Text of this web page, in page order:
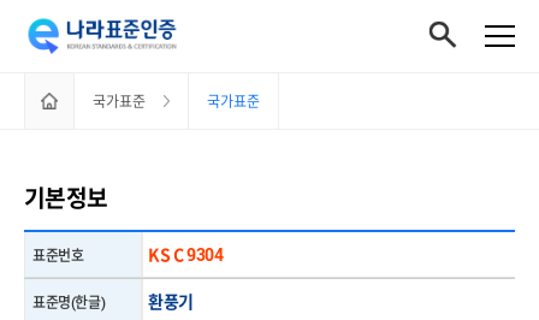
이동하기
국가표준 국가표준
기본정보
표준번호 KS C 9304
표준명(한글) 환풍기